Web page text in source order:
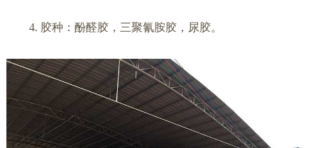
4. 胶种：酚醛胶，三聚氰胺胶，尿胶。